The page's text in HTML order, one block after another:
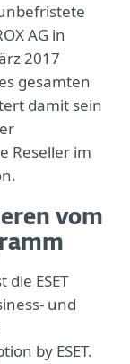
AG in
2017
gesamten
damit sein
Reseller im
vom
ESET
und
by ESET.